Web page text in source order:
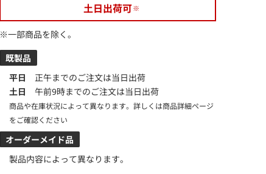
土日出荷可
※一部商品を除く。
既製品
平日 正午までのご注文は当日出荷
土日 午前9時までのご注文は当日出荷
商品や在庫状況によって異なります。詳しくは商品詳細ページ
をご確認ください
オーダーメイド品
製品内容によって異なります。